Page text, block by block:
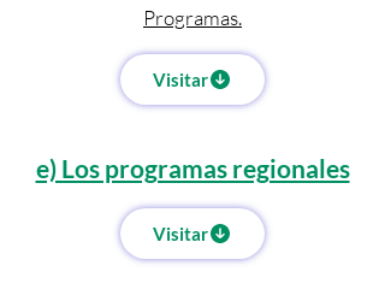
Programas.
Visitar
e) Los programas regionales
Visitar